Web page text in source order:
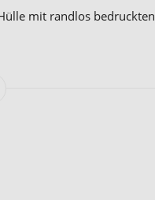
mit randlos bedruckten